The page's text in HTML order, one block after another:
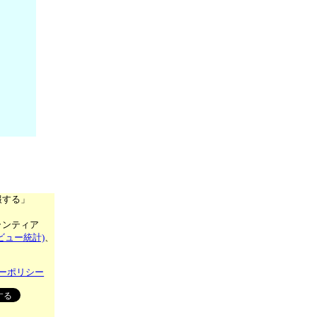
る」
ティア
ュー統計)、
ポリシー